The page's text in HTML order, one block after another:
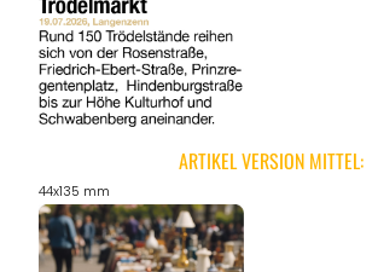
ARTIKEL VERSION MITTEL:
44x135 mm